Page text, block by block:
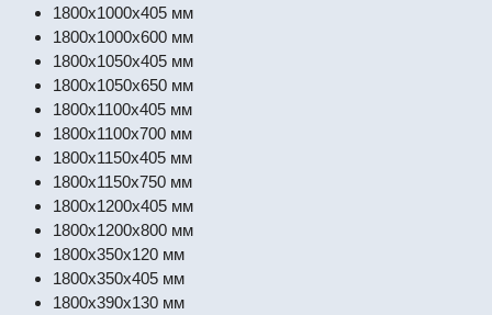
1800x1000x405 мм
1800x1000x600 мм
1800x1050x405 мм
1800x1050x650 мм
1800x1100x405 мм
1800x1100x700 мм
1800x1150x405 мм
1800x1150x750 мм
1800x1200x405 мм
1800x1200x800 мм
1800x350x120 мм
1800x350x405 мм
1800x390x130 мм